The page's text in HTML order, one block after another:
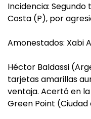
Incidencia:
Costa (P), por
Amonestados: Xabi
Héctor Baldassi
tarjetas amarillas
ventaja. Acertó en
Green Point (Ciudad